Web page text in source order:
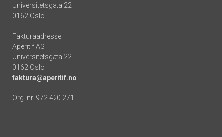
Universitetsgata 22
0162 Oslo
Fakturaadresse:
Apéritif AS
Universitetsgata 22
0162 Oslo
faktura@aperitif.no
Org. nr. 972 420 271